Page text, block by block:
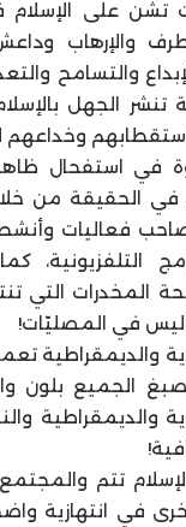
على الإسلام
والإرهاب
والتسامح
الجهل
وخداعهم
في استفحال
الحقيقة من
فعاليات
المخدرات التي
في المصليّات!
والديمقراطية
الجميع بلون
والديمقراطية
تتم
في انتهازية